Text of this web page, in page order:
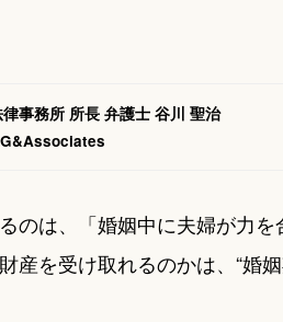
事務所 所長 弁護士 谷川 聖治
のは、「婚姻中に夫婦が力
産を受け取れるのかは、“婚